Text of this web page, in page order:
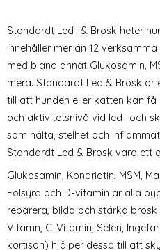
Standardt Led- & Brosk heter
innehåller mer än 12
med bland annat Glukosamin,
mera. Standardt Led & Brosk
till att hunden eller katten kan
och aktivitetsnivå vid led- och
som hälta, stelhet och
Standardt Led & Brosk vara ett
Glukosamin, Kondriotin, MSM,
Folsyra och D-vitamin är alla
reparera, bilda och stärka
Vitamn, C-Vitamin, Selen,
kortison) hjälper dessa till att